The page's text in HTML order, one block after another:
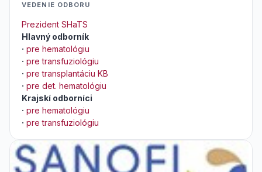
VEDENIE ODBORU
Prezident SHaTS
Hlavný odborník
· pre hematológiu
· pre transfuziológiu
· pre transplantáciu KB
· pre det. hematológiu
Krajskí odborníci
· pre hematológiu
· pre transfuziológiu